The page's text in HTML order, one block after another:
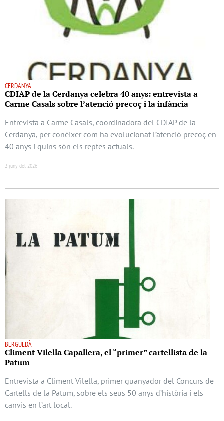
CERDANYA
CDIAP de la Cerdanya celebra 40 anys: entrevista a
Carme Casals sobre l’atenció precoç i la infància
Entrevista a Carme Casals, coordinadora del CDIAP de la
Cerdanya, per conèixer com ha evolucionat l’atenció precoç en
40 anys i quins són els reptes actuals.
2 juny del 2026
BERGUEDÀ
Climent Vilella Capallera, el “primer” cartellista de la
Patum
Entrevista a Climent Vilella, primer guanyador del Concurs de
Cartells de la Patum, sobre els seus 50 anys d’història i els
canvis en l’art local.